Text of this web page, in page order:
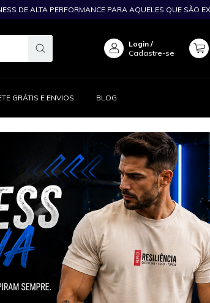
PERFORMANCE PARA AQUELES QUE SÃO EXIGENTES
Login /
Cadastre-se
GRÁTIS E ENVIOS BLOG